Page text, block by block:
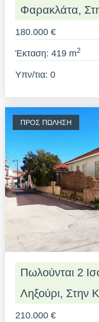
Φαρακλάτα,
180.000 €
Έκταση: 419 m2
Υπν/τια: 0
ΠΡΟΣ ΠΏΛΗΣΗ
Πωλούνται 2
Ληξούρι, Στην
210.000 €